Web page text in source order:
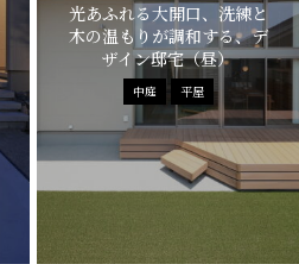
光あふれる大開口、洗練と
木の温もりが調和する、デ
ザイン邸宅（昼）
中庭 平屋